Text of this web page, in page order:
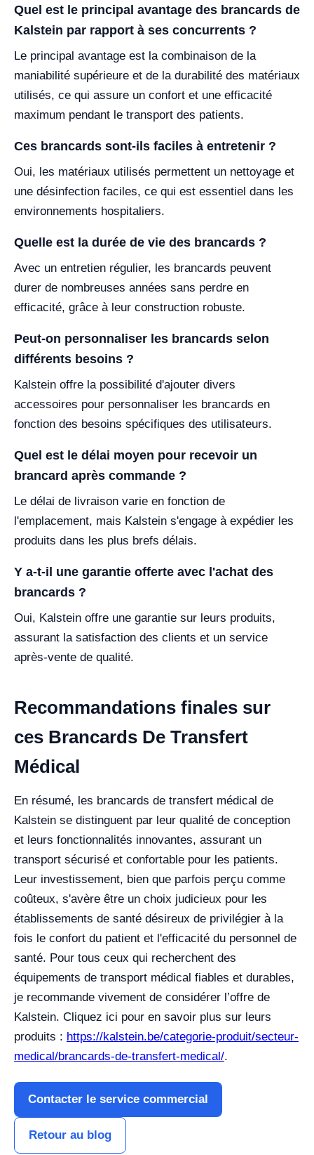
Quel est le principal avantage des brancards de
Kalstein par rapport à ses concurrents ?
Le principal avantage est la combinaison de la
maniabilité supérieure et de la durabilité des matériaux
utilisés, ce qui assure un confort et une efficacité
maximum pendant le transport des patients.
Ces brancards sont-ils faciles à entretenir ?
Oui, les matériaux utilisés permettent un nettoyage et
une désinfection faciles, ce qui est essentiel dans les
environnements hospitaliers.
Quelle est la durée de vie des brancards ?
Avec un entretien régulier, les brancards peuvent
durer de nombreuses années sans perdre en
efficacité, grâce à leur construction robuste.
Peut-on personnaliser les brancards selon
différents besoins ?
Kalstein offre la possibilité d'ajouter divers
accessoires pour personnaliser les brancards en
fonction des besoins spécifiques des utilisateurs.
Quel est le délai moyen pour recevoir un
brancard après commande ?
Le délai de livraison varie en fonction de
l'emplacement, mais Kalstein s'engage à expédier les
produits dans les plus brefs délais.
Y a-t-il une garantie offerte avec l'achat des
brancards ?
Oui, Kalstein offre une garantie sur leurs produits,
assurant la satisfaction des clients et un service
après-vente de qualité.
Recommandations finales sur
ces Brancards De Transfert
Médical
En résumé, les brancards de transfert médical de
Kalstein se distinguent par leur qualité de conception
et leurs fonctionnalités innovantes, assurant un
transport sécurisé et confortable pour les patients.
Leur investissement, bien que parfois perçu comme
coûteux, s'avère être un choix judicieux pour les
établissements de santé désireux de privilégier à la
fois le confort du patient et l'efficacité du personnel de
santé. Pour tous ceux qui recherchent des
équipements de transport médical fiables et durables,
je recommande vivement de considérer l’offre de
Kalstein. Cliquez ici pour en savoir plus sur leurs
produits : https://kalstein.be/categorie-produit/secteur-
medical/brancards-de-transfert-medical/.
Contacter le service commercial
Retour au blog